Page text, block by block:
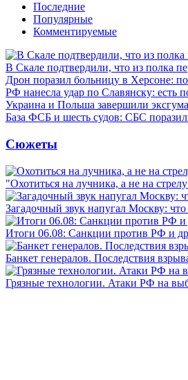
Последние
Популярные
Комментируемые
В Скале подтвердили, что из полка
Дрон поразил больницу в Херсоне:
РФ нанесла удар по Славянску: есть
Украина и Польша завершили
База ФСБ и шесть судов: СБС
Сюжеты
"Охотиться на лучника, а не на
Загадочный звук напугал Москву:
Итоги 06.08: Санкции против РФ и
Банкет генералов. Последствия
Грязные технологии. Атаки РФ на